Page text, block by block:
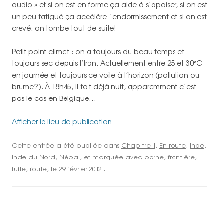
audio » et si on est en forme ça aide à s’apaiser, si on est
un peu fatigué ça accélère l’endormissement et si on est
crevé, on tombe tout de suite!
Petit point climat : on a toujours du beau temps et
toujours sec depuis l’Iran. Actuellement entre 25 et 30°C
en journée et toujours ce voile à l’horizon (pollution ou
brume?). À 18h45, il fait déjà nuit, apparemment c’est
pas le cas en Belgique…
Afficher le lieu de publication
Cette entrée a été publiée dans Chapitre II, En route, Inde,
Inde du Nord, Népal, et marquée avec borne, frontière,
fuite, route, le 29 février 2012 .